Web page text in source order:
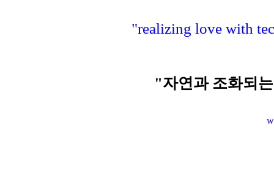
"realizing love with
"자연과 조화되